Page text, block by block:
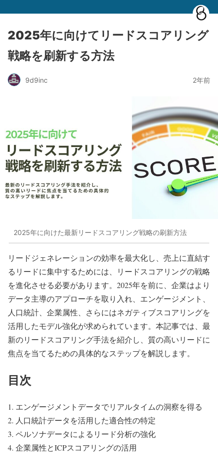
2025年に向けてリードスコアリング
戦略を刷新する方法
9d9inc 2年前
2025年に向けた最新リードスコアリング戦略の刷新方法
リードジェネレーションの効率を最大化し、売上に直結す
るリードに集中するためには、リードスコアリングの戦略
を進化させる必要があります。2025年を前に、企業はより
データ主導のアプローチを取り入れ、エンゲージメント、
人口統計、企業属性、さらにはネガティブスコアリングを
活用したモデル強化が求められています。本記事では、最
新のリードスコアリング手法を紹介し、質の高いリードに
焦点を当てるための具体的なステップを解説します。
目次
エンゲージメントデータでリアルタイムの洞察を得る
人口統計データを活用した適合性の特定
ペルソナデータによるリード分析の強化
企業属性とICPスコアリングの活用